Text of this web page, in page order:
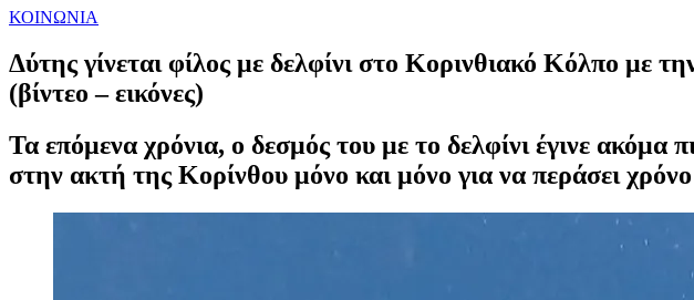
ΚΟΙΝΩΝΙΑ
Δύτης γίνεται φίλος με δελφίνι στο Κορινθιακό Κόλπο με
(βίντεο – εικόνες)
Τα επόμενα χρόνια, ο δεσμός του με το δελφίνι έγινε ακόμα
στην ακτή της Κορίνθου μόνο και μόνο για να περάσει